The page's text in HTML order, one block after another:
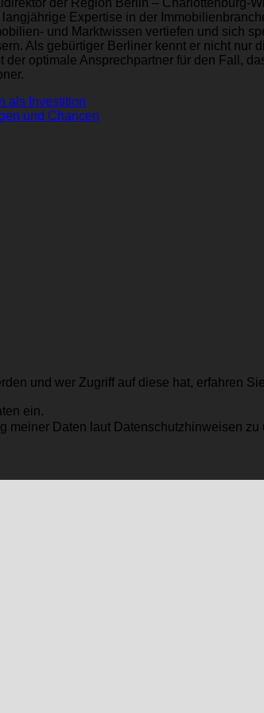
Expertise in der
und Marktwissen vertiefen und sich
Als gebürtiger Berliner kennt er nicht
optimale Ansprechpartner für den Fall,
als Investition
und Chancen
und wer Zugriff auf diese hat, erfahren
ein.
meiner Daten laut Datenschutzhinweisen